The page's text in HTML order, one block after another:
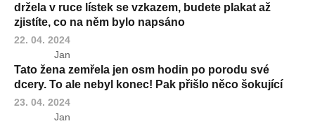
držela v ruce lístek se vzkazem, budete plakat až
zjistíte, co na něm bylo napsáno
22. 04. 2024
Jan
Tato žena zemřela jen osm hodin po porodu své
dcery. To ale nebyl konec! Pak přišlo něco šokující
23. 04. 2024
Jan